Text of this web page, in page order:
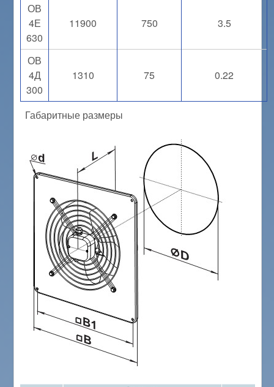
ОВ
4Е
630
11900 750 3.5
ОВ
4Д
300
1310 75 0.22
Габаритные размеры